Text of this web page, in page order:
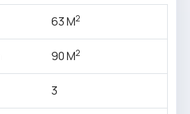
63 M2
90 M2
3